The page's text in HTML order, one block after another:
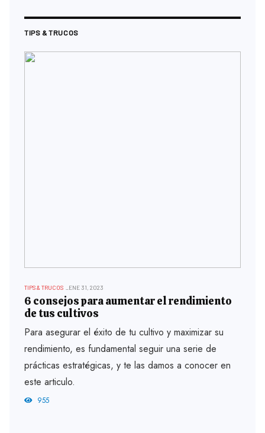
TIPS & TRUCOS
TIPS & TRUCOS ENE 31, 2023
6 consejos para aumentar el rendimiento
de tus cultivos
Para asegurar el éxito de tu cultivo y maximizar su
rendimiento, es fundamental seguir una serie de
prácticas estratégicas, y te las damos a conocer en
este articulo.
955